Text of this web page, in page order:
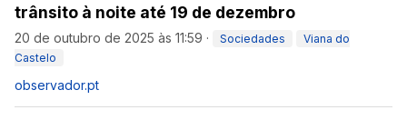
trânsito à noite até 19 de dezembro
20 de outubro de 2025 às 11:59 · Sociedades
Viana do
Castelo
observador.pt